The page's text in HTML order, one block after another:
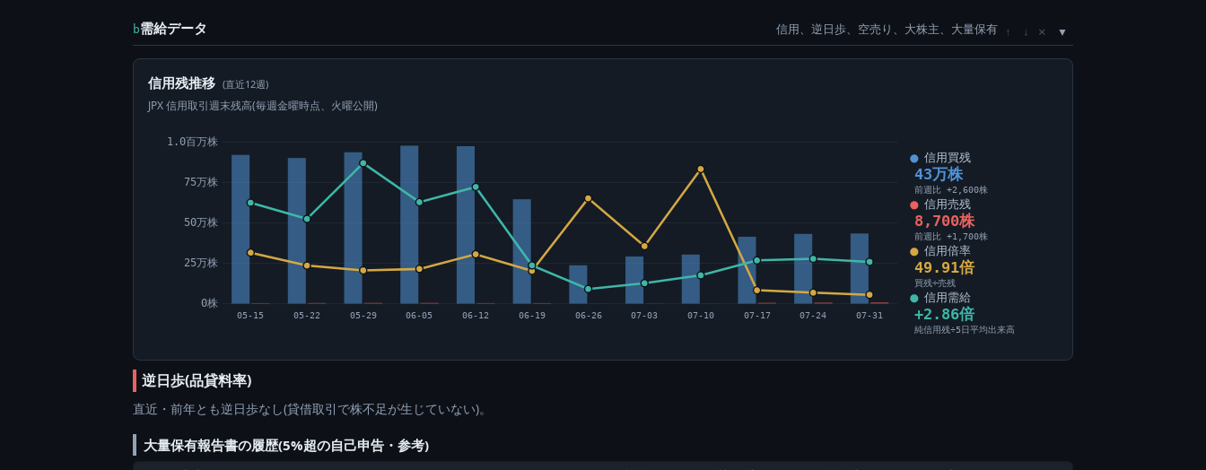
b需給データ 信用、逆日歩、空売り、大株主、大量保有 ↑ ↓ ×
信用残推移 (直近12週)
JPX 信用取引週末残高(毎週金曜時点、火曜公開)
0株
25万株
50万株
75万株
1.0百万株
05-15 05-22 05-29 06-05 06-12 06-19 06-26 07-03 07-10 07-17 07-24 07-31
信用買残
43万株
前週比 +2,600株
信用売残
8,700株
前週比 +1,700株
信用倍率
49.91倍
買残÷売残
信用需給
+2.86倍
純信用残÷5日平均出来高
逆日歩(品貸料率)
直近・前年とも逆日歩なし(貸借取引で株不足が生じていない)。
大量保有報告書の履歴(5%超の自己申告・参考)